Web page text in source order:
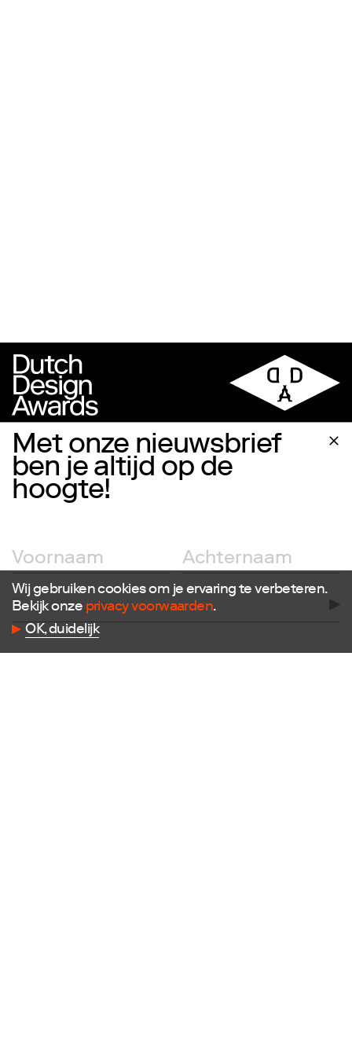
Wij gebruiken cookies om je ervaring te verbeteren.
Bekijk onze privacy voorwaarden.
OK, duidelijk
Volg ons
Instagram
Twitter
LinkedIn
Flickr
Vimeo
Met onze nieuwsbrief
ben je altijd op de
hoogte!